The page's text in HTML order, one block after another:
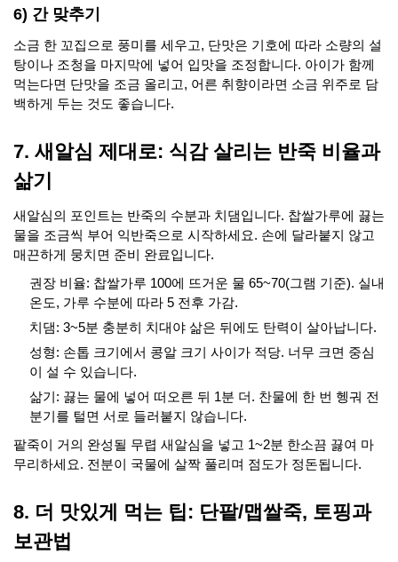
6) 간 맞추기
소금 한 꼬집으로 풍미를 세우고, 단맛은 기호에 따라 소량의 설
탕이나 조청을 마지막에 넣어 입맛을 조정합니다. 아이가 함께
먹는다면 단맛을 조금 올리고, 어른 취향이라면 소금 위주로 담
백하게 두는 것도 좋습니다.
7. 새알심 제대로: 식감 살리는 반죽 비율과
삶기
새알심의 포인트는 반죽의 수분과 치댐입니다. 찹쌀가루에 끓는
물을 조금씩 부어 익반죽으로 시작하세요. 손에 달라붙지 않고
매끈하게 뭉치면 준비 완료입니다.
권장 비율: 찹쌀가루 100에 뜨거운 물 65~70(그램 기준). 실내
온도, 가루 수분에 따라 5 전후 가감.
치댐: 3~5분 충분히 치대야 삶은 뒤에도 탄력이 살아납니다.
성형: 손톱 크기에서 콩알 크기 사이가 적당. 너무 크면 중심
이 설 수 있습니다.
삶기: 끓는 물에 넣어 떠오른 뒤 1분 더. 찬물에 한 번 헹궈 전
분기를 털면 서로 들러붙지 않습니다.
팥죽이 거의 완성될 무렵 새알심을 넣고 1~2분 한소끔 끓여 마
무리하세요. 전분이 국물에 살짝 풀리며 점도가 정돈됩니다.
8. 더 맛있게 먹는 팁: 단팥/맵쌀죽, 토핑과
보관법